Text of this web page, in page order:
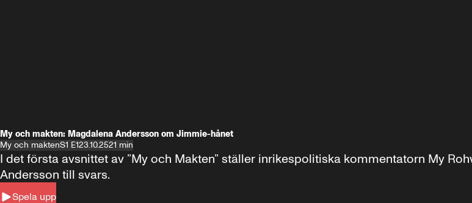
My och makten: Magdalena Andersson om Jimmie-hånet
My och maktenS1 E123.10.2521 min
Spela upp
I det första avsnittet av ”My och Makten” ställer inrikespolitiska kommentatorn My
Andersson till svars.